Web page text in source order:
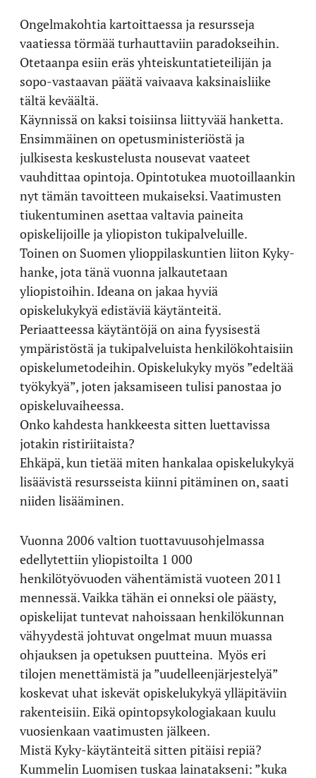
Ongelmakohtia kartoittaessa ja resursseja
vaatiessa törmää turhauttaviin paradokseihin.
Otetaanpa esiin eräs yhteiskuntatieteilijän ja
sopo-vastaavan päätä vaivaava kaksinaisliike
tältä keväältä.
Käynnissä on kaksi toisiinsa liittyvää hanketta.
Ensimmäinen on opetusministeriöstä ja
julkisesta keskustelusta nousevat vaateet
vauhdittaa opintoja. Opintotukea muotoillaankin
nyt tämän tavoitteen mukaiseksi. Vaatimusten
tiukentuminen asettaa valtavia paineita
opiskelijoille ja yliopiston tukipalveluille.
Toinen on Suomen ylioppilaskuntien liiton Kyky-
hanke, jota tänä vuonna jalkautetaan
yliopistoihin. Ideana on jakaa hyviä
opiskelukykyä edistäviä käytänteitä.
Periaatteessa käytäntöjä on aina fyysisestä
ympäristöstä ja tukipalveluista henkilökohtaisiin
opiskelumetodeihin. Opiskelukyky myös ”edeltää
työkykyä”, joten jaksamiseen tulisi panostaa jo
opiskeluvaiheessa.
Onko kahdesta hankkeesta sitten luettavissa
jotakin ristiriitaista?
Ehkäpä, kun tietää miten hankalaa opiskelukykyä
lisäävistä resursseista kiinni pitäminen on, saati
niiden lisääminen.
Vuonna 2006 valtion tuottavuusohjelmassa
edellytettiin yliopistoilta 1 000
henkilötyövuoden vähentämistä vuoteen 2011
mennessä. Vaikka tähän ei onneksi ole päästy,
opiskelijat tuntevat nahoissaan henkilökunnan
vähyydestä johtuvat ongelmat muun muassa
ohjauksen ja opetuksen puutteina. Myös eri
tilojen menettämistä ja ”uudelleenjärjestelyä”
koskevat uhat iskevät opiskelukykyä ylläpitäviin
rakenteisiin. Eikä opintopsykologiakaan kuulu
vuosienkaan vaatimusten jälkeen.
Mistä Kyky-käytänteitä sitten pitäisi repiä?
Kummelin Luomisen tuskaa lainatakseni: ”kuka